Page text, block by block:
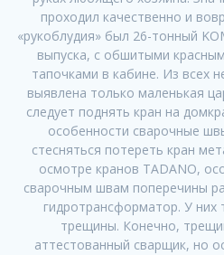
проходил качественно и
«рукоблудия» был 26-тонный
выпуска, с обшитыми
тапочками в кабине. Из всех
выявлена только маленькая
следует поднять кран на
особенности сварочные
стесняться потереть кран
осмотре кранов TADANO,
сварочным швам поперечины
гидротрансформатор. У них
трещины. Конечно,
аттестованный сварщик, но